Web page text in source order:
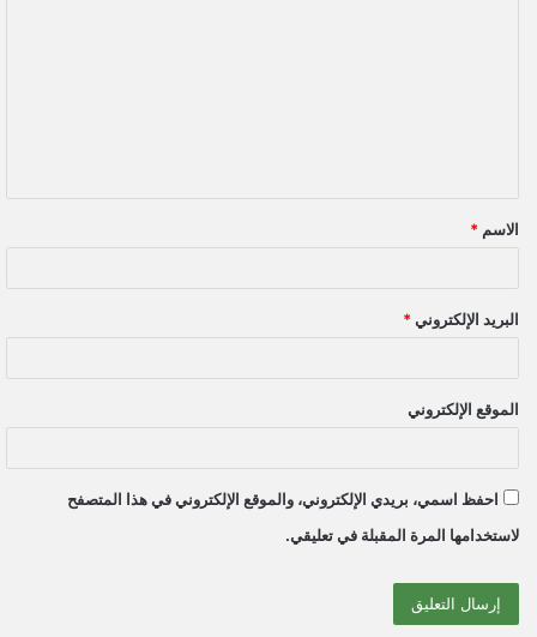
ق
*
الاسم *
البريد الإلكتروني *
الموقع الإلكتروني
احفظ اسمي، بريدي الإلكتروني، والموقع الإلكتروني في هذا المتصفح
لاستخدامها المرة المقبلة في تعليقي.